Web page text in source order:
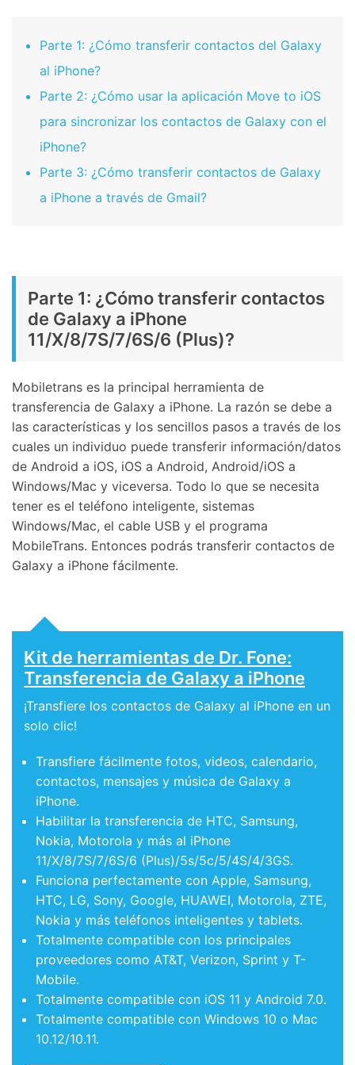
Parte 1: ¿Cómo transferir contactos del Galaxy
al iPhone?
Parte 2: ¿Cómo usar la aplicación Move to iOS
para sincronizar los contactos de Galaxy con el
iPhone?
Parte 3: ¿Cómo transferir contactos de Galaxy
a iPhone a través de Gmail?
Parte 1: ¿Cómo transferir contactos
de Galaxy a iPhone
11/X/8/7S/7/6S/6 (Plus)?
Mobiletrans es la principal herramienta de
transferencia de Galaxy a iPhone. La razón se debe a
las características y los sencillos pasos a través de los
cuales un individuo puede transferir información/datos
de Android a iOS, iOS a Android, Android/iOS a
Windows/Mac y viceversa. Todo lo que se necesita
tener es el teléfono inteligente, sistemas
Windows/Mac, el cable USB y el programa
MobileTrans. Entonces podrás transferir contactos de
Galaxy a iPhone fácilmente.
Kit de herramientas de Dr. Fone:
Transferencia de Galaxy a iPhone
¡Transfiere los contactos de Galaxy al iPhone en un
solo clic!
Transfiere fácilmente fotos, videos, calendario,
contactos, mensajes y música de Galaxy a
iPhone.
Habilitar la transferencia de HTC, Samsung,
Nokia, Motorola y más al iPhone
11/X/8/7S/7/6S/6 (Plus)/5s/5c/5/4S/4/3GS.
Funciona perfectamente con Apple, Samsung,
HTC, LG, Sony, Google, HUAWEI, Motorola, ZTE,
Nokia y más teléfonos inteligentes y tablets.
Totalmente compatible con los principales
proveedores como AT&T, Verizon, Sprint y T-
Mobile.
Totalmente compatible con iOS 11 y Android 7.0.
Totalmente compatible con Windows 10 o Mac
10.12/10.11.